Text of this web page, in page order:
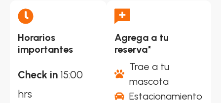
Horarios
importantes
Check in 15:00
hrs
Agrega a tu
reserva*
Trae a tu
mascota
Estacionamiento